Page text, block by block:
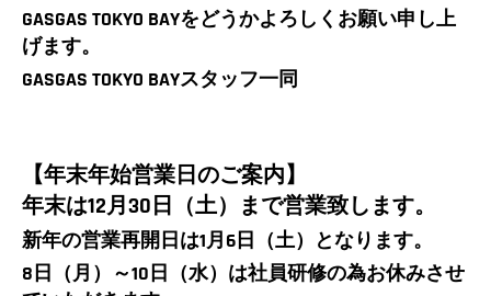
GASGAS TOKYO BAYをどうかよろしくお願い申し上
げます。
GASGAS TOKYO BAYスタッフ一同
【年末年始営業日のご案内】
年末は12月30日（土）まで営業致します。
新年の営業再開日は1月6日（土）となります。
8日（月）～10日（水）は社員研修の為お休みさせ